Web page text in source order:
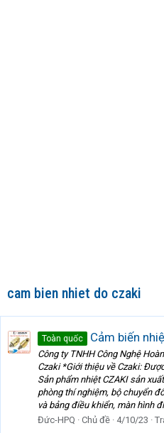
cam bien nhiet do czaki
Toàn quốc Cảm biến
Công ty TNHH Công Nghệ
Czaki *Giới thiệu về Czaki:
Sản phẩm nhiệt CZAKI sản
phòng thí nghiệm, bộ chuyển
và bảng điều khiển, màn hình
Đức-HPQ
Chủ đề 4/10/23